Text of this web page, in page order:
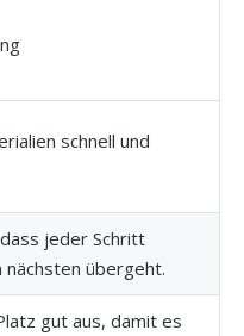
schnell und
jeder Schritt
übergeht.
gut aus, damit es